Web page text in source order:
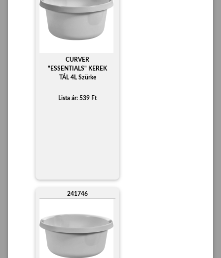
CURVER
"ESSENTIALS" KEREK
TÁL 4L Szürke
Lista ár: 539 Ft
241746